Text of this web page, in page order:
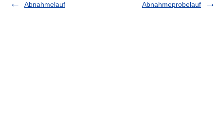
Abnahmelauf
Abnahmeprobelauf